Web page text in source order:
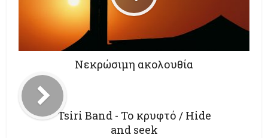
Νεκρώσιμη ακολουθία
Tsiri Band - Το κρυφτό / Hide
and seek